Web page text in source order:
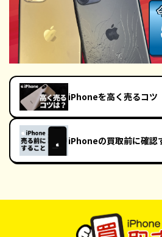
iPhoneを高く売るコツ
iPhoneの買取前に確認